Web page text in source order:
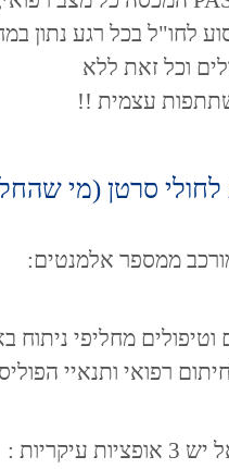
לחו"ל בכל רגע נתון
וכל זאת ללא
עצמית !!
לחולי סרטן (מי
ממספר אלמנטים:
וטיפולים מחליפי ניתוח
רפואי ותנאיי
: